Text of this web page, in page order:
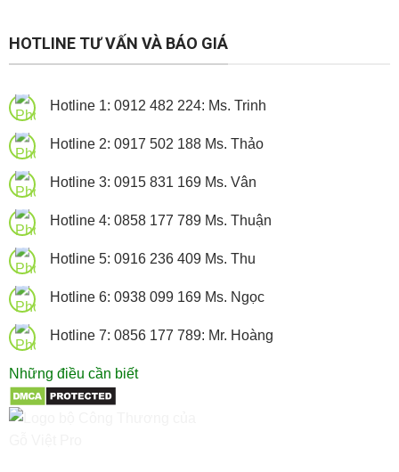
HOTLINE TƯ VẤN VÀ BÁO GIÁ
Hotline 1: 0912 482 224: Ms. Trinh
Hotline 2: 0917 502 188 Ms. Thảo
Hotline 3: 0915 831 169 Ms. Vân
Hotline 4: 0858 177 789 Ms. Thuận
Hotline 5: 0916 236 409 Ms. Thu
Hotline 6: 0938 099 169 Ms. Ngọc
Hotline 7: 0856 177 789: Mr. Hoàng
Những điều cần biết